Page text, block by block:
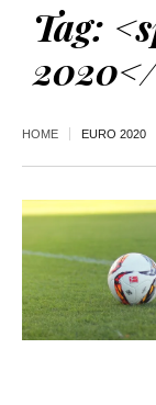
Tag:
HOME EURO 2020